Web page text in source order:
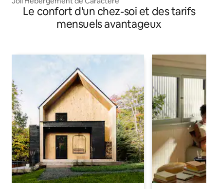
Le confort d'un chez-soi et des tarifs
mensuels avantageux